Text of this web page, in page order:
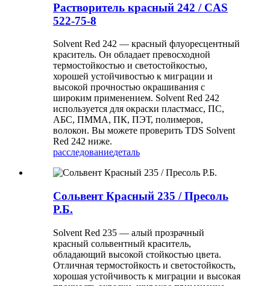
Растворитель красный 242 / CAS
522-75-8
Solvent Red 242 — красный флуоресцентный
краситель. Он обладает превосходной
термостойкостью и светостойкостью,
хорошей устойчивостью к миграции и
высокой прочностью окрашивания с
широким применением. Solvent Red 242
используется для окраски пластмасс, ПС,
АБС, ПММА, ПК, ПЭТ, полимеров,
волокон. Вы можете проверить TDS Solvent
Red 242 ниже.
расследованиедеталь
Сольвент Красный 235 / Пресоль
Р.Б.
Solvent Red 235 — алый прозрачный
красный сольвентный краситель,
обладающий высокой стойкостью цвета.
Отличная термостойкость и светостойкость,
хорошая устойчивость к миграции и высокая